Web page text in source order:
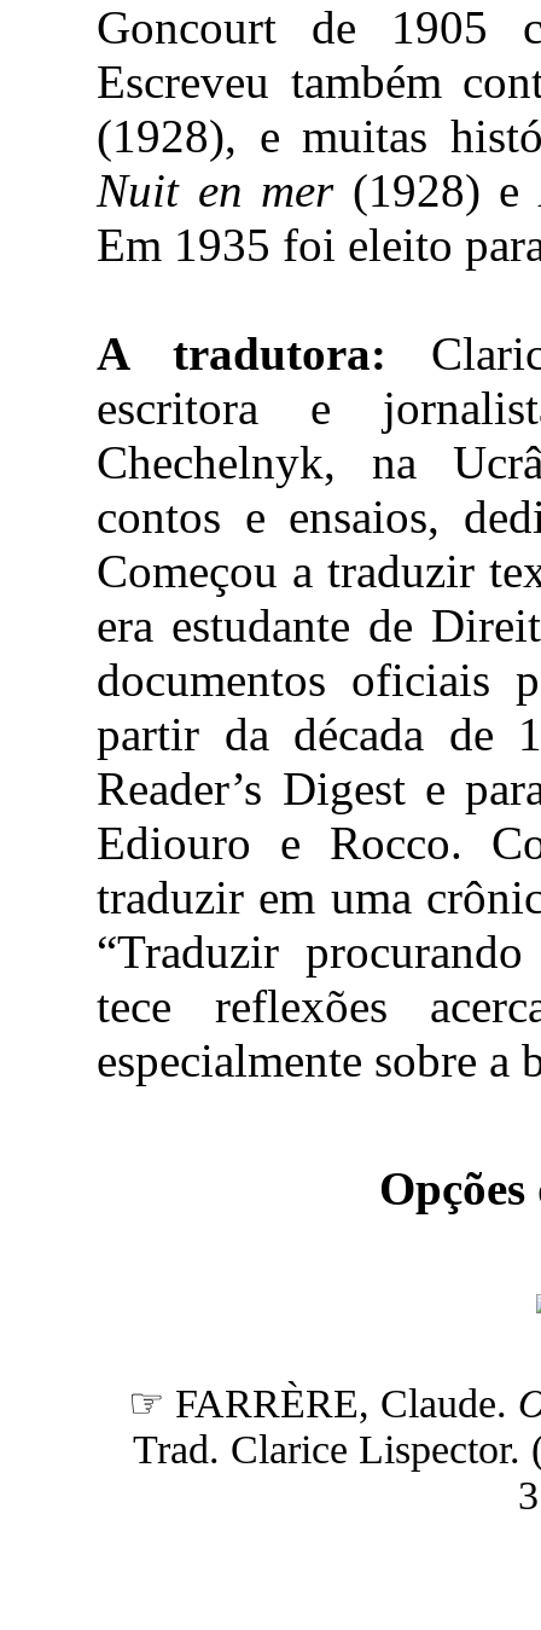
Goncourt de
Escreveu também
(1928), e muitas
Nuit en mer(1928) e
Em 1935 foi eleito
A tradutora:
escritora e
Chechelnyk, na
contos e ensaios,
Começou a traduzir
era estudante de
documentos oficiais
partir da década de
Reader’s Digest e
Ediouro e Rocco.
traduzir em uma
“Traduzir
tece reflexões
especialmente sobre
☞ FARRÈRE, Claude.
Trad. Clarice